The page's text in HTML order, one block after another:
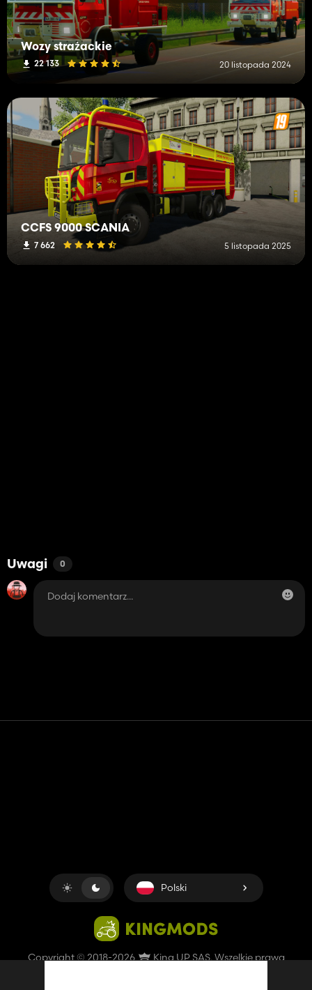
Wozy strażackie
22 133 20 listopada 2024
CCFS 9000 SCANIA
7 662 5 listopada 2025
Uwagi 0
Copyright © 2018-2026 King UP SAS. Wszelkie prawa
Polski